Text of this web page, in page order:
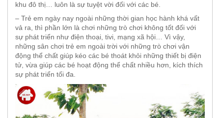
khu đô thị… luôn là sự tuyệt vời đối với các bé.
– Trẻ em ngày nay ngoài những thời gian học hành khá vất
vả ra, thì phần lớn là chơi những trò chơi không tốt đối với
sự phát triển như điện thoại, tivi, mạng xã hội… Vì vậy,
những sân chơi trẻ em ngoài trời với những trò chơi vận
động thể chất giúp kéo các bé thoát khỏi những thiết bị điện
tử, vừa giúp các bé hoạt động thể chất nhiều hơn, kích thích
sự phát triển tối đa.